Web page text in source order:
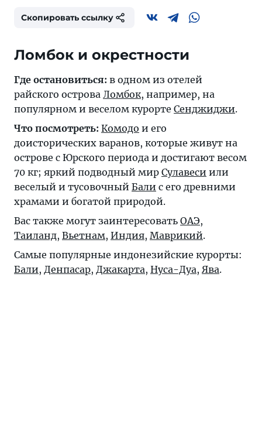
Скопировать ссылку
Ломбок и окрестности
Где остановиться: в одном из отелей
райского острова Ломбок, например, на
популярном и веселом курорте Сенджиджи.
Что посмотреть: Комодо и его
доисторических варанов, которые живут на
острове с Юрского периода и достигают весом
70 кг; яркий подводный мир Сулавеси или
веселый и тусовочный Бали с его древними
храмами и богатой природой.
Вас также могут заинтересовать ОАЭ,
Таиланд, Вьетнам, Индия, Маврикий.
Самые популярные индонезийские курорты:
Бали, Денпасар, Джакарта, Нуса-Дуа, Ява.